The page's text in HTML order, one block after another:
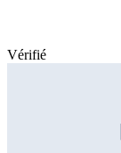
Vérifié